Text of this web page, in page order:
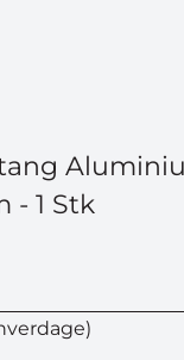
- 1 Stk